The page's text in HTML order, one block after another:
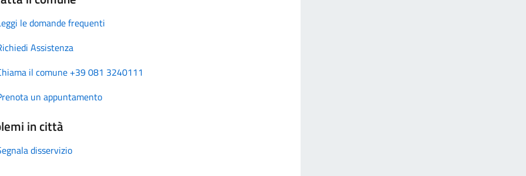
le domande frequenti
Assistenza
il comune +39 081 3240111
un appuntamento
in città
disservizio